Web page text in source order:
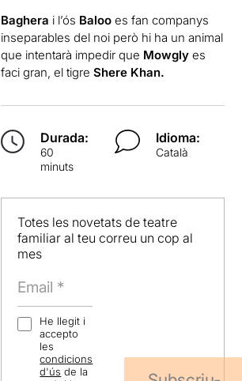
Baghera i l’ós Baloo es fan companys
inseparables del noi però hi ha un animal
que intentarà impedir que Mowgly es
faci gran, el tigreShere Khan.
Durada:
60
minuts
Idioma:
Català
Totes les novetats de teatre
familiar al teu correu un cop al
mes
He llegit i
accepto
les
condicions
d'ús de la